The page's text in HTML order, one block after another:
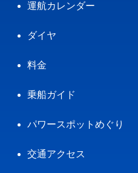
運航カレンダー
ダイヤ
料金
乗船ガイド
パワースポットめぐり
交通アクセス